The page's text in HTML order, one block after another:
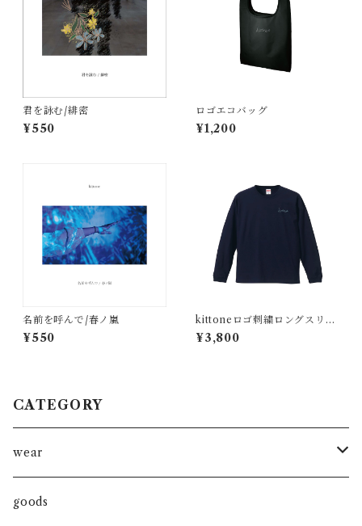
君を詠む/緋密
¥550
ロゴエコバッグ
¥1,200
名前を呼んで/春ノ嵐
¥550
kittoneロゴ刺繍ロングスリー
ブTシャツ
¥3,800
CATEGORY
wear
TOPS
goods